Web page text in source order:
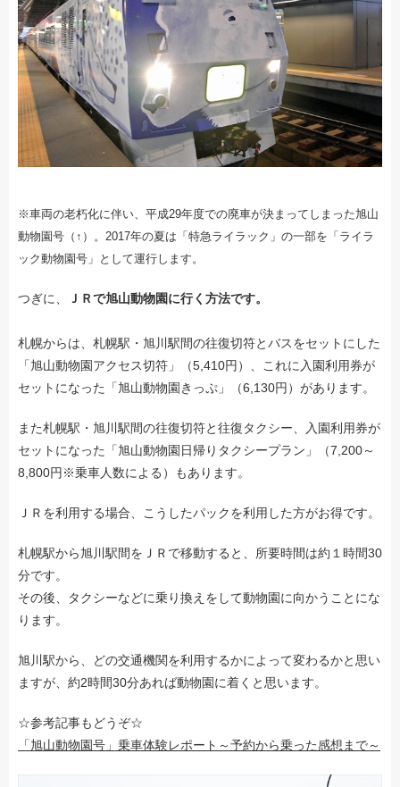
※車両の老朽化に伴い、平成29年度での廃車が決まってしまった旭山
動物園号（↑）。2017年の夏は「特急ライラック」の一部を「ライラ
ック動物園号」として運行します。
つぎに、 ＪＲで旭山動物園に行く方法です。
札幌からは、札幌駅・旭川駅間の往復切符とバスをセットにした
「旭山動物園アクセス切符」（5,410円）、これに入園利用券が
セットになった「旭山動物園きっぷ」（6,130円）があります。
また札幌駅・旭川駅間の往復切符と往復タクシー、入園利用券が
セットになった「旭山動物園日帰りタクシープラン」（7,200～
8,800円※乗車人数による）もあります。
ＪＲを利用する場合、こうしたパックを利用した方がお得です。
札幌駅から旭川駅間をＪＲで移動すると、所要時間は約１時間30
分です。
その後、タクシーなどに乗り換えをして動物園に向かうことにな
ります。
旭川駅から、どの交通機関を利用するかによって変わるかと思い
ますが、約2時間30分あれば動物園に着くと思います。
☆参考記事もどうぞ☆
「旭山動物園号」乗車体験レポート～予約から乗った感想まで～